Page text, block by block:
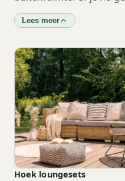
Lees meer
Hoek loungesets